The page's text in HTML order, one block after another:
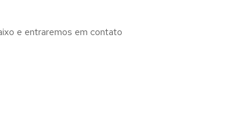
e entraremos em contato